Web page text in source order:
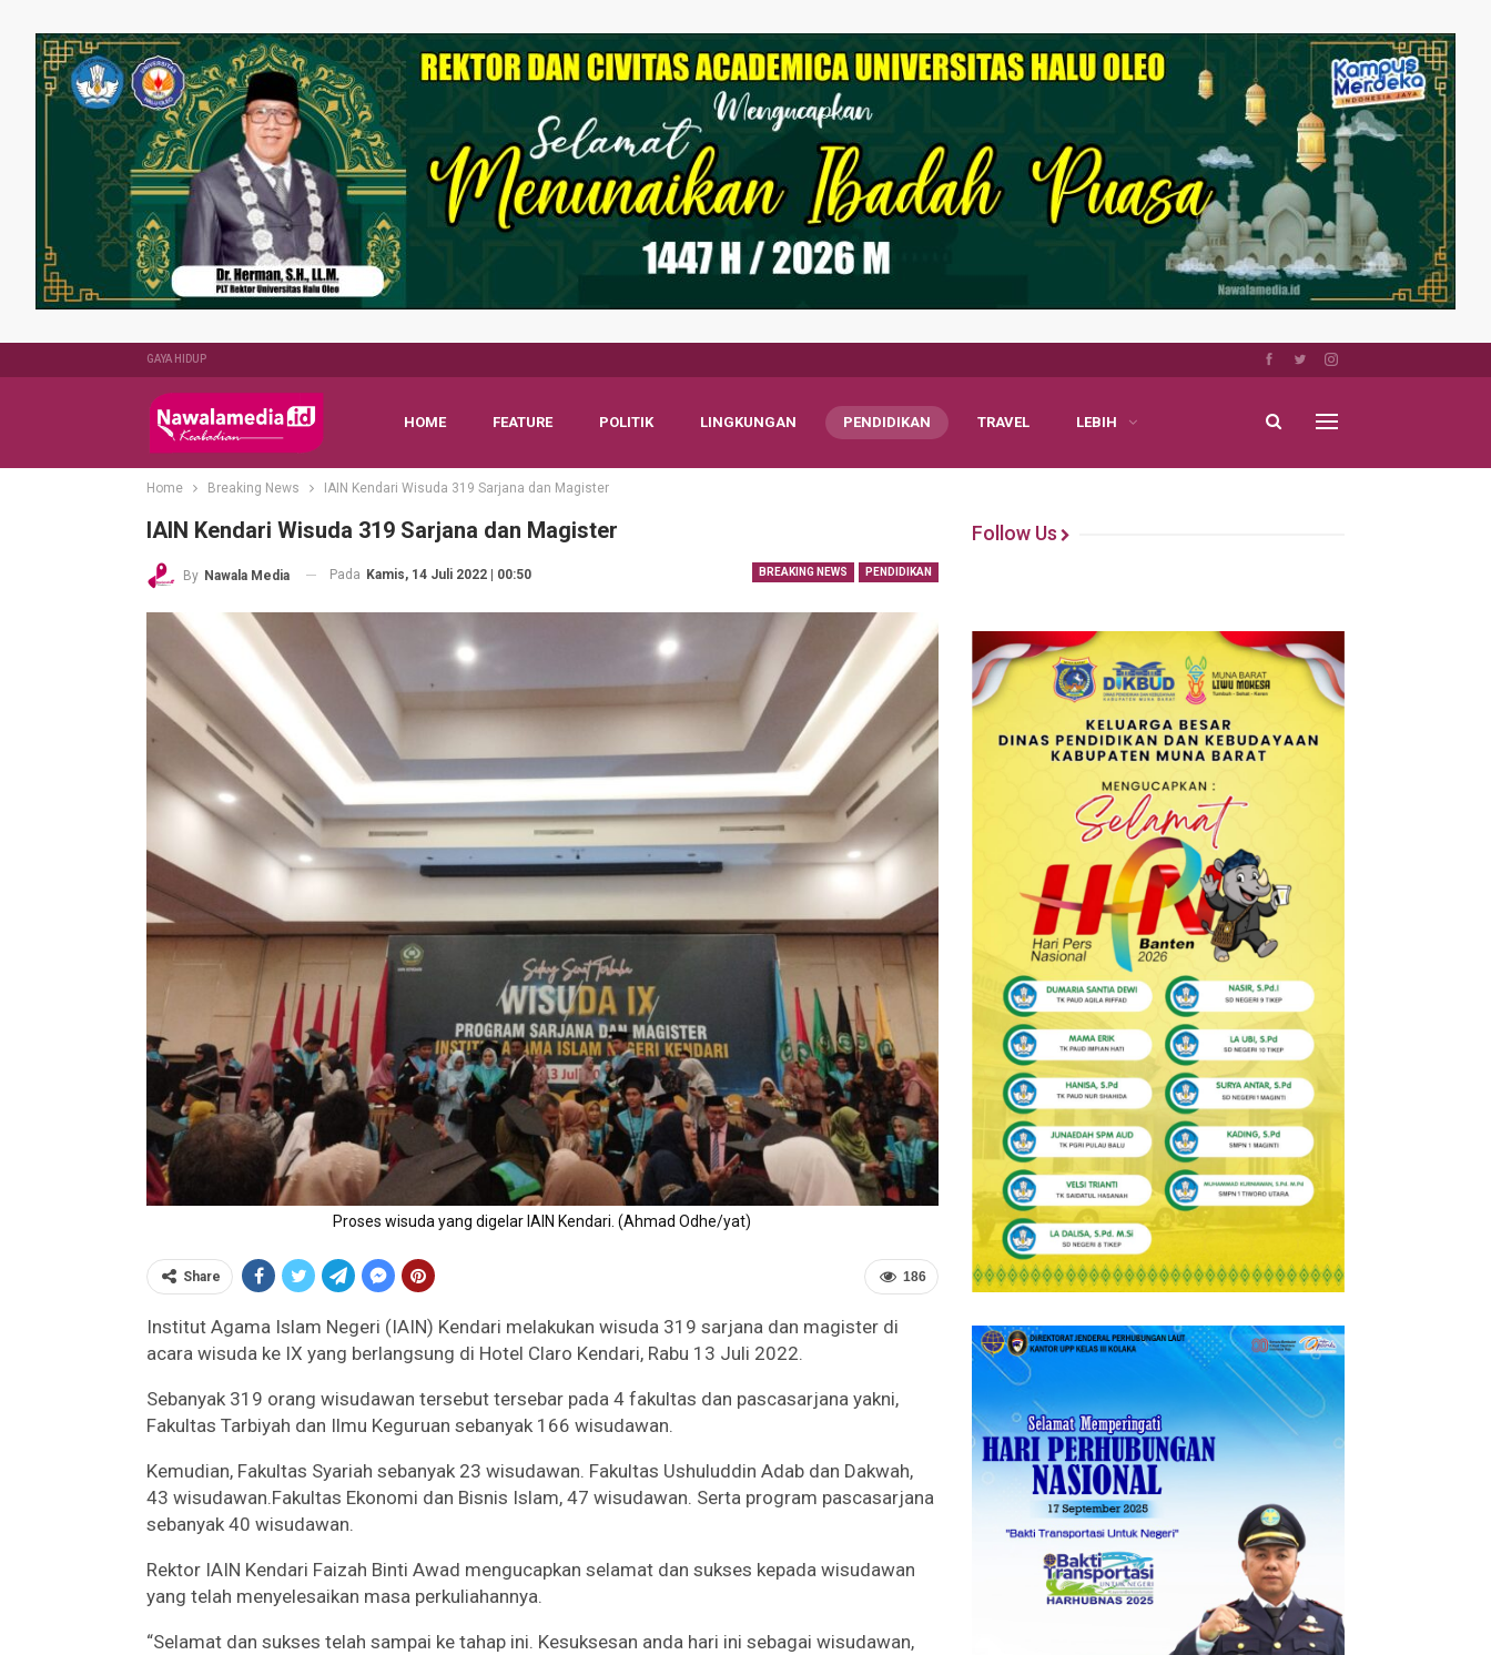
GAYA HIDUP
HOME FEATURE POLITIK LINGKUNGAN PENDIDIKAN TRAVEL LEBIH
Home Breaking News IAIN Kendari Wisuda 319 Sarjana dan Magister
IAIN Kendari Wisuda 319 Sarjana dan Magister
BREAKING NEWS PENDIDIKAN
By Nawala Media Pada Kamis, 14 Juli 2022 | 00:50
Proses wisuda yang digelar IAIN Kendari. (Ahmad Odhe/yat)
186
Share
Institut Agama Islam Negeri (IAIN) Kendari melakukan wisuda 319 sarjana dan magister di
acara wisuda ke IX yang berlangsung di Hotel Claro Kendari, Rabu 13 Juli 2022.
Sebanyak 319 orang wisudawan tersebut tersebar pada 4 fakultas dan pascasarjana yakni,
Fakultas Tarbiyah dan Ilmu Keguruan sebanyak 166 wisudawan.
Kemudian, Fakultas Syariah sebanyak 23 wisudawan. Fakultas Ushuluddin Adab dan Dakwah,
43 wisudawan.Fakultas Ekonomi dan Bisnis Islam, 47 wisudawan. Serta program pascasarjana
sebanyak 40 wisudawan.
Rektor IAIN Kendari Faizah Binti Awad mengucapkan selamat dan sukses kepada wisudawan
yang telah menyelesaikan masa perkuliahannya.
“Selamat dan sukses telah sampai ke tahap ini. Kesuksesan anda hari ini sebagai wisudawan,
Follow Us